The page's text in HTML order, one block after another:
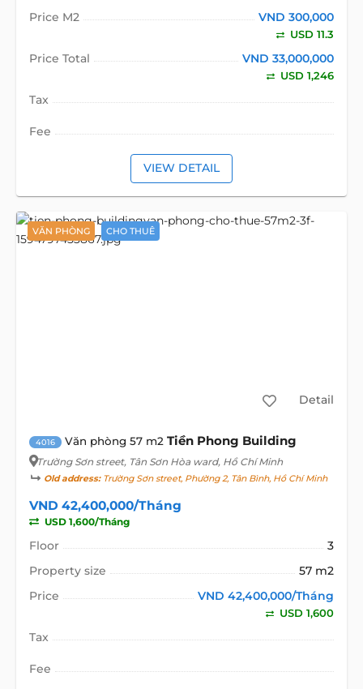
Price M2
VND 300,000
USD 11.3
Price Total VND 33,000,000
USD 1,246
Tax
Fee
VIEW DETAIL
VĂN PHÒNG CHO THUÊ
Detail
4016 Văn phòng 57 m2 Tiền Phong Building
Trường Sơn street, Tân Sơn Hòa ward, Hồ Chí Minh
Old address:Trường Sơn street, Phường 2, Tân Bình, Hồ Chí Minh
VND 42,400,000/Tháng
USD 1,600/Tháng
Floor
3
Property size
57 m2
Price
VND 42,400,000/Tháng
USD 1,600
Tax
Fee